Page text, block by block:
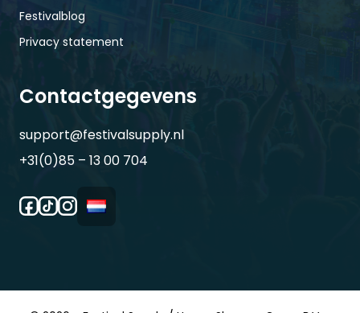
Festivalblog
Privacy statement
Contactgegevens
support@festivalsupply.nl
+31(0)85 – 13 00 704